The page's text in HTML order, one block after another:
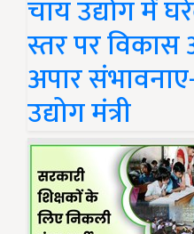
चाय उद्योग में
स्तर पर विकास
अपार
उद्योग मंत्री